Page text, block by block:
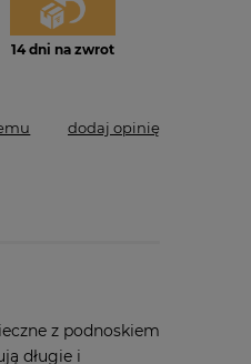
14 dni na zwrot
dodaj opinię
z podnoskiem
długie i